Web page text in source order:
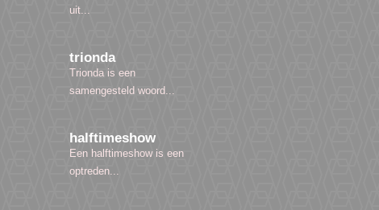
uit...
trionda
Trionda is een
samengesteld woord...
halftimeshow
Een halftimeshow is een
optreden...